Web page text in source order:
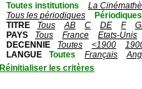
Toutes institutions
La
Tous les périodiques
TITRE
Tous AB C DE F
PAYS
Tous France Etats-Unis
DECENNIE
Toutes <1900
LANGUE
Toutes Français
Réinitialiser les critères